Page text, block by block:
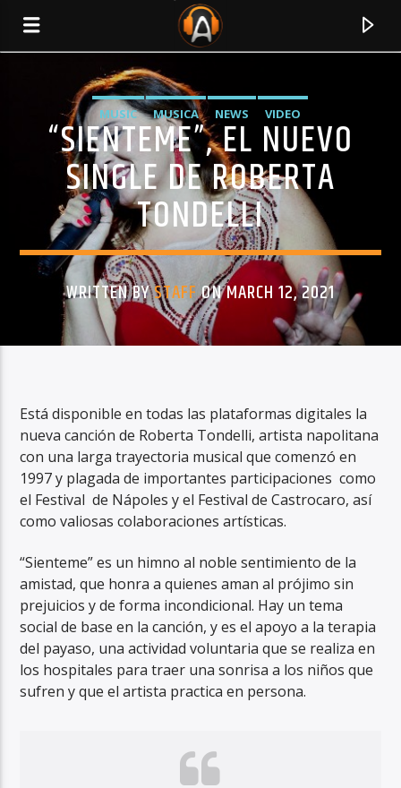
CURRENT TRACK
RadioAlternativo Live
MUSIC MUSICA NEWS VIDEO
“SIENTEME”, EL NUEVO
SINGLE DE ROBERTA
TONDELLI
WRITTEN BYSTAFFON MARCH 12, 2021
Está disponible en todas las plataformas digitales la
nueva canción de Roberta Tondelli, artista napolitana
con una larga trayectoria musical que comenzó en
1997 y plagada de importantes participaciones como
el Festival de Nápoles y el Festival de Castrocaro, así
como valiosas colaboraciones artísticas.
“Sienteme” es un himno al noble sentimiento de la
amistad, que honra a quienes aman al prójimo sin
prejuicios y de forma incondicional. Hay un tema
social de base en la canción, y es el apoyo a la terapia
del payaso, una actividad voluntaria que se realiza en
los hospitales para traer una sonrisa a los niños que
sufren y que el artista practica en persona.